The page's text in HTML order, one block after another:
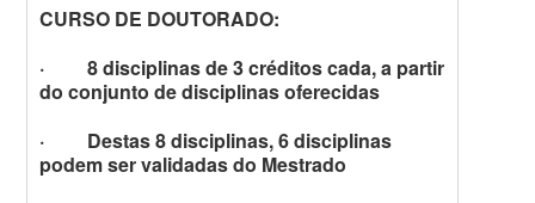
CURSO DE DOUTORADO:
·8 disciplinas de 3 créditos cada, a partir
do conjunto de disciplinas oferecidas
· Destas 8 disciplinas, 6 disciplinas
podem ser validadas do Mestrado